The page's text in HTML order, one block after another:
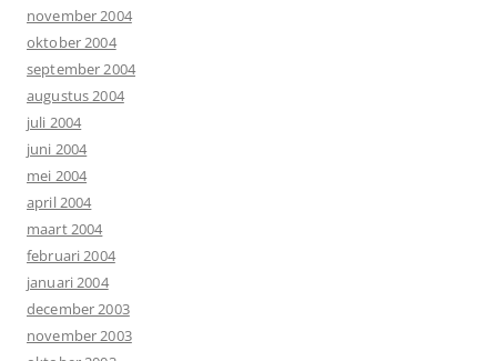
november 2004
oktober 2004
september 2004
augustus 2004
juli 2004
juni 2004
mei 2004
april 2004
maart 2004
februari 2004
januari 2004
december 2003
november 2003